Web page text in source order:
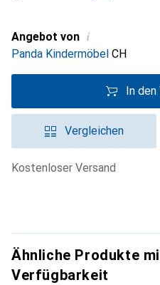
Angebot von i
Panda Kindermöbel CH
In den
Vergleichen
kostenloser Versand
Ähnliche Produkte
Verfügbarkeit